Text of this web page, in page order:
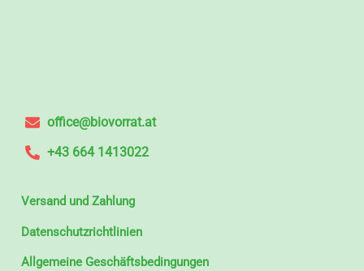
office@biovorrat.at
+43 664 1413022
Versand und Zahlung
Datenschutzrichtlinien
Allgemeine Geschäftsbedingungen